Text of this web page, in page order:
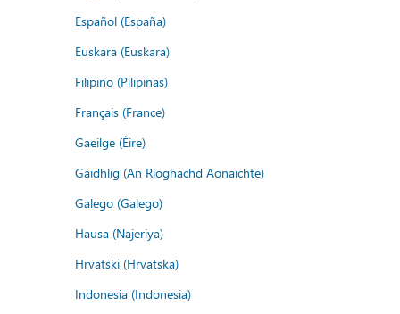
Español (España)
Euskara (Euskara)
Filipino (Pilipinas)
Français (France)
Gaeilge (Éire)
Gàidhlig (An Rìoghachd Aonaichte)
Galego (Galego)
Hausa (Najeriya)
Hrvatski (Hrvatska)
Indonesia (Indonesia)